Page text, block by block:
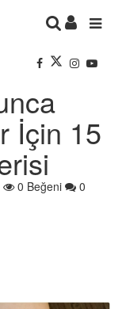
İçin 15
0 Beğeni
0